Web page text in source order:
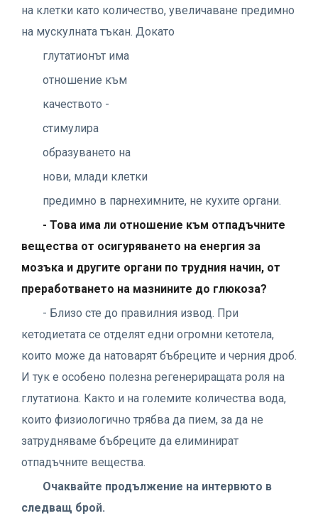
на клетки като количество, увеличаване предимно
на мускулната тъкан. Докато
глутатионът има
отношение към
качеството -
стимулира
образуването на
нови, млади клетки
предимно в парнехимните, не кухите органи.
- Това има ли отношение към отпадъчните
вещества от осигуряването на енергия за
мозъка и другите органи по трудния начин, от
преработването на мазнините до глюкоза?
- Близо сте до правилния извод. При
кетодиетата се отделят едни огромни кетотела,
които може да натоварят бъбреците и черния дроб.
И тук е особено полезна регенериращата роля на
глутатиона. Както и на големите количества вода,
които физиологично трябва да пием, за да не
затрудняваме бъбреците да елиминират
отпадъчните вещества.
Очаквайте продължение на интервюто в
следващ брой.